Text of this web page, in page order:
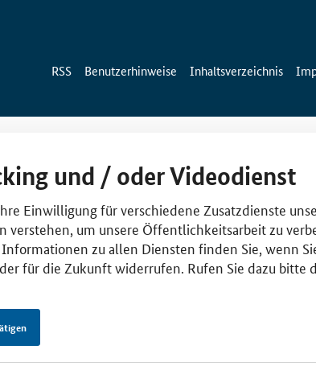
RSS Benutzerhinweise Inhaltsverzeichnis
und / oder Videodienst
Einwilligung für verschiedene Zusatzdienste
um unsere Öffentlichkeitsarbeit zu
zu allen Diensten finden Sie, wenn
für die Zukunft widerrufen. Rufen Sie dazu bitte